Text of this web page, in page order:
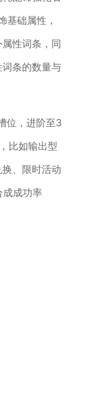
基础属性，
性词条，同
条的数量与
位，进阶至3
比如输出型
、限时活动
成成功率